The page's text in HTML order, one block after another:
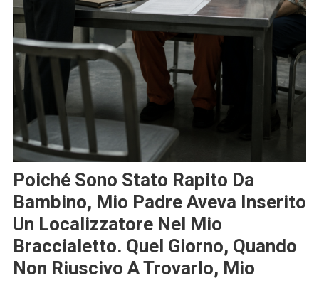
Poiché Sono Stato Rapito Da
Bambino, Mio Padre Aveva Inserito
Un Localizzatore Nel Mio
Braccialetto. Quel Giorno, Quando
Non Riuscivo A Trovarlo, Mio